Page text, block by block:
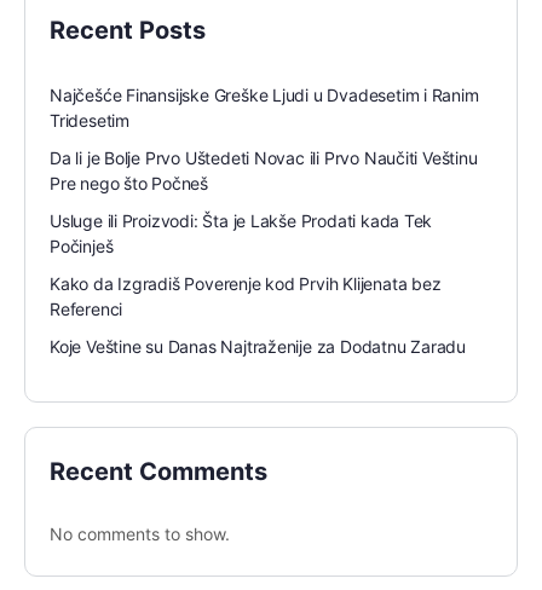
Recent Posts
Najčešće Finansijske Greške Ljudi u Dvadesetim i Ranim
Tridesetim
Da li je Bolje Prvo Uštedeti Novac ili Prvo Naučiti Veštinu
Pre nego što Počneš
Usluge ili Proizvodi: Šta je Lakše Prodati kada Tek
Počinješ
Kako da Izgradiš Poverenje kod Prvih Klijenata bez
Referenci
Koje Veštine su Danas Najtraženije za Dodatnu Zaradu
Recent Comments
No comments to show.